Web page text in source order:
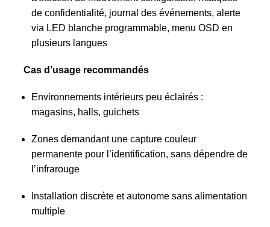
de confidentialité, journal des événements, alerte
via LED blanche programmable, menu OSD en
plusieurs langues
Cas d’usage recommandés
Environnements intérieurs peu éclairés :
magasins, halls, guichets
Zones demandant une capture couleur
permanente pour l’identification, sans dépendre de
l’infrarouge
Installation discrète et autonome sans alimentation
multiple